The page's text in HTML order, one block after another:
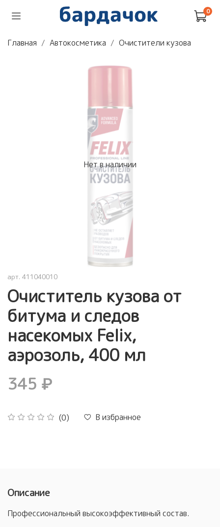
0
Главная Автокосметика Очистители кузова
Нет в наличии
арт. 411040010
Очиститель кузова от
битума и следов
насекомых Felix,
аэрозоль, 400 мл
(0) В избранное
345 ₽
Описание
Профессиональный высокоэффективный состав.